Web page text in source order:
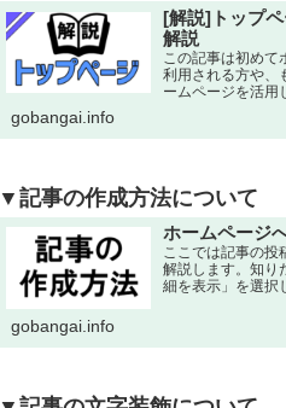
[解説]トップ
解説
この記事は初めて
利用される方や、
ームページを活用
にトップページ
めて解説した記
めて確認すること
振…
gobangai.info
▼記事の作成方法について
ホームページ
ここでは記事の投
解説します。知り
細を表示」を選択
各々の委員会・
gobangai.info